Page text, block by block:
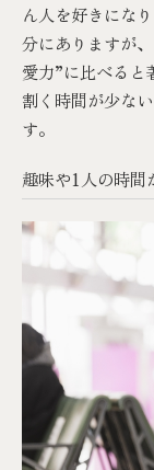
ん人を好きにな
分にありますが
愛力”に比べると
割く時間が少な
す。
趣味や1人の時間